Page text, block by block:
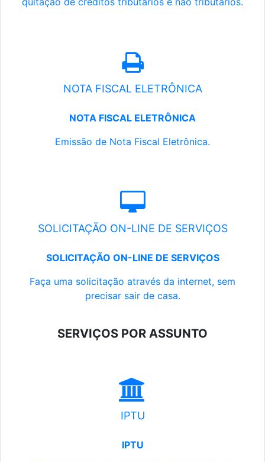
NOTA FISCAL ELETRÔNICA
NOTA FISCAL ELETRÔNICA
Emissão de Nota Fiscal Eletrônica.
SOLICITAÇÃO ON-LINE DE SERVIÇOS
SOLICITAÇÃO ON-LINE DE SERVIÇOS
Faça uma solicitação através da internet, sem
precisar sair de casa.
SERVIÇOS POR ASSUNTO
IPTU
IPTU